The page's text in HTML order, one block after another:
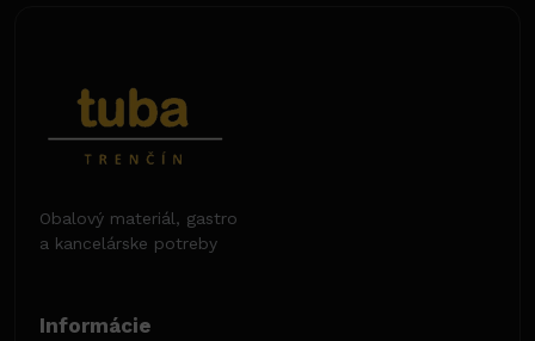
Obalový materiál, gastro
a kancelárske potreby
Informácie